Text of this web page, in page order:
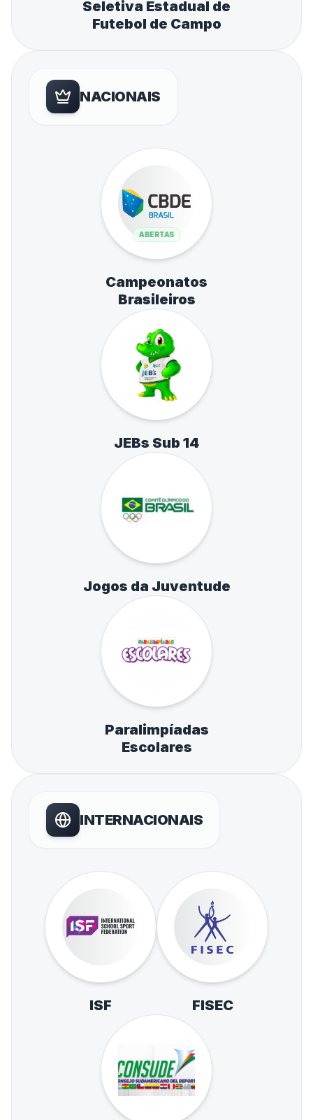
Seletiva Estadual de
Futebol de Campo
NACIONAIS
ABERTAS
Campeonatos
Brasileiros
JEBs Sub 14
Jogos da Juventude
Paralimpíadas
Escolares
INTERNACIONAIS
ISF FISEC